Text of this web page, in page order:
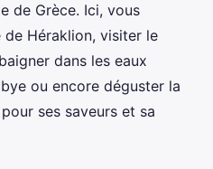
de Grèce. Ici, vous
Héraklion, visiter le
dans les eaux
ou encore déguster la
ses saveurs et sa